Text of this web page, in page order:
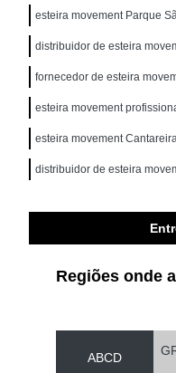
esteira movement Parque
distribuidor de esteira
fornecedor de esteira
esteira movement
esteira movement Cantareira
distribuidor de esteira
Regiões onde
ABCD